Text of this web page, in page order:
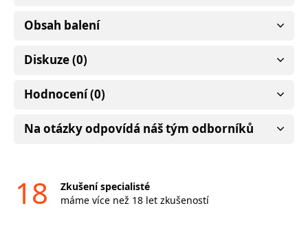
Obsah balení
Diskuze (0)
Hodnocení (0)
Na otázky odpovídá náš tým odborníků
18
Zkušení specialisté
máme více než 18 let zkušeností